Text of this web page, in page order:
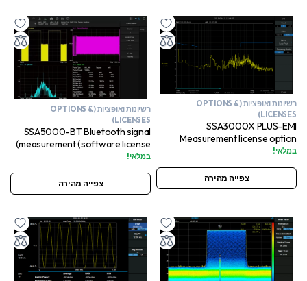
רשיונות ואופציות (OPTIONS &
LICENSES)
SSA3000X PLUS-EMI
Measurement license option
במלאי!
צפייה מהירה
רשיונות ואופציות (OPTIONS &
LICENSES)
SSA5000-BT Bluetooth signal
measurement (software license)
במלאי!
צפייה מהירה